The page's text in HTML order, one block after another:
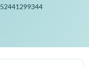
52441299344